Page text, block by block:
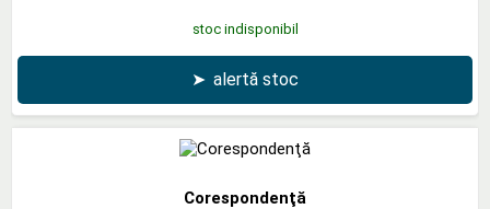
stoc indisponibil
➤ alertă stoc
Corespondenţă